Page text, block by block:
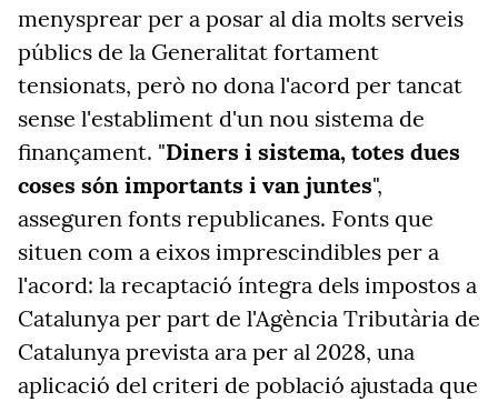
menysprear per a posar al dia molts serveis
públics de la Generalitat fortament
tensionats, però no dona l'acord per tancat
sense l'establiment d'un nou sistema de
finançament. "Diners i sistema, totes dues
coses són importants i van juntes",
asseguren fonts republicanes. Fonts que
situen com a eixos imprescindibles per a
l'acord: la recaptació íntegra dels impostos a
Catalunya per part de l'Agència Tributària de
Catalunya prevista ara per al 2028, una
aplicació del criteri de població ajustada que